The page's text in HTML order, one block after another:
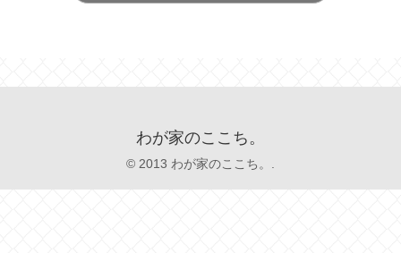
わが家のここち。
© 2013 わが家のここち。.